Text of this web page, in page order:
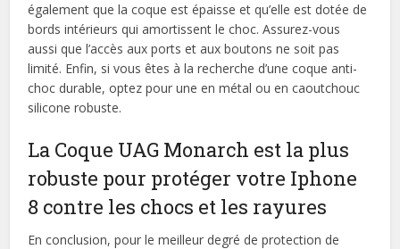
également que la coque est épaisse et qu’elle est dotée de
bords intérieurs qui amortissent le choc. Assurez-vous
aussi que l’accès aux ports et aux boutons ne soit pas
limité. Enfin, si vous êtes à la recherche d’une coque anti-
choc durable, optez pour une en métal ou en caoutchouc
silicone robuste.
La Coque UAG Monarch est la plus
robuste pour protéger votre Iphone
8 contre les chocs et les rayures
En conclusion, pour le meilleur degré de protection de